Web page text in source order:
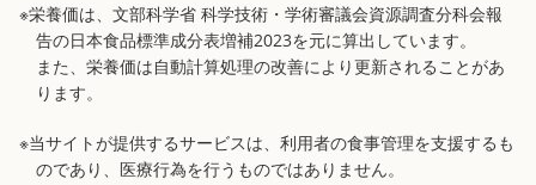
※栄養価は、文部科学省 科学技術・学術審議会資源調査分科会報
告の日本食品標準成分表増補2023を元に算出しています。
また、栄養価は自動計算処理の改善により更新されることがあ
ります。
※当サイトが提供するサービスは、利用者の食事管理を支援するも
のであり、医療行為を行うものではありません。